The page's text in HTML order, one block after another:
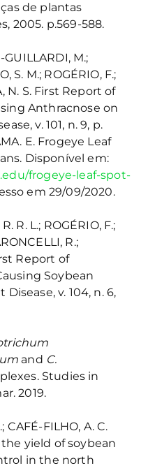
de plantas
2005. p.569-588.
GUILLARDI, M.;
S. M.; ROGÉRIO, F.;
N. S. First Report of
Anthracnose on
v. 101, n. 9, p.
E. Frogeye Leaf
Disponível em:
frogeye-leaf-spot-
em 29/09/2020.
R. L.; ROGÉRIO, F.;
R.;
Report of
Soybean
v. 104, n. 6,
and C.
Studies in
2019.
CAFÉ-FILHO, A. C.
yield of soybean
in the north